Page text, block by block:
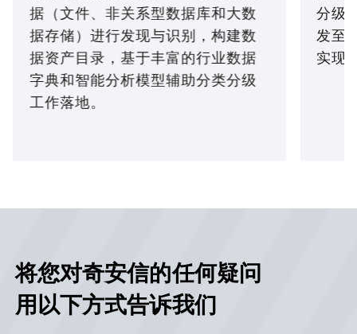
据（文件、非关系型数据库和大数
据存储）进行发现与识别，构建数
据资产目录，基于丰富的行业数据
字典和智能分析模型辅助分类分级
工作落地。
分级
发至
实现
将您对奇安信的任何疑问
用以下方式告诉我们